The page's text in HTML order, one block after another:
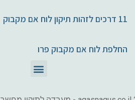
11 דרכים לזהות תיקון לוח אם מקבוק
החלפת לוח אם מקבוק פרו